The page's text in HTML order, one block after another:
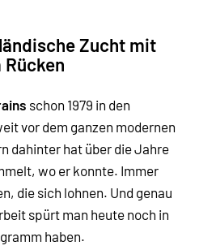
Zucht mit
schon 1979 in den
vor dem ganzen modernen
dahinter hat über die Jahre
wo er konnte. Immer
die sich lohnen. Und genau
spürt man heute noch in
haben.